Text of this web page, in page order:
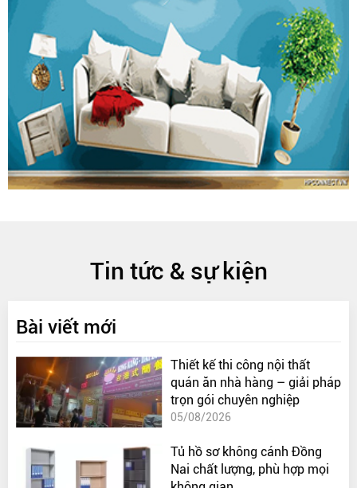
Tin tức & sự kiện
Bài viết mới
Thiết kế thi công nội thất
quán ăn nhà hàng – giải pháp
trọn gói chuyên nghiệp
05/08/2026
Tủ hồ sơ không cánh Đồng
Nai chất lượng, phù hợp mọi